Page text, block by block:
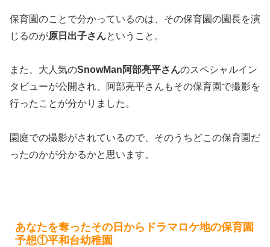
保育園のことで分かっているのは、その保育園の園長を演
じるのが原日出子さんということ。
また、大人気のSnowMan阿部亮平さんのスペシャルイン
タビューが公開され、阿部亮平さんもその保育園で撮影を
行ったことが分かりました。
園庭での撮影がされているので、そのうちどこの保育園だ
ったのかが分かるかと思います。
あなたを奪ったその日からドラマロケ地の保育園
予想①平和台幼稚園